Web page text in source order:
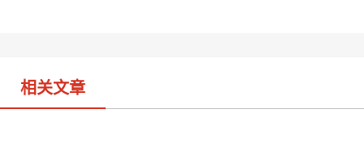
相关文章